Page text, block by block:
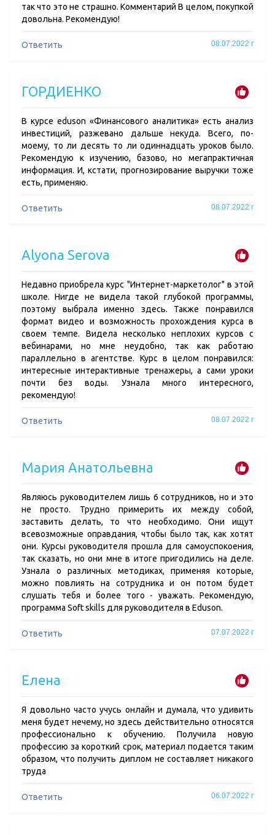
так что это не страшно. Комментарий В целом, покупкой
довольна. Рекомендую!
Ответить 08.07.2022 г
ГОРДИЕНКО
В курсе eduson «Финансового аналитика» есть анализ
инвестиций, разжевано дальше некуда. Всего, по-
моему, то ли десять то ли одиннадцать уроков было.
Рекомендую к изучению, базово, но мегапрактичная
информация. И, кстати, прогнозирование выручки тоже
есть, применяю.
Ответить 08.07.2022 г
Alyona Serova
Недавно приобрела курс "Интернет-маркетолог" в этой
школе. Нигде не видела такой глубокой программы,
поэтому выбрала именно здесь. Также понравился
формат видео и возможность прохождения курса в
своем темпе. Видела несколько неплохих курсов с
вебинарами, но мне неудобно, так как работаю
параллельно в агентстве. Курс в целом понравился:
интересные интерактивные тренажеры, а сами уроки
почти без воды. Узнала много интересного,
рекомендую!
Ответить 08.07.2022 г
Мария Анатольевна
Являюсь руководителем лишь 6 сотрудников, но и это
не просто. Трудно примерить их между собой,
заставить делать, то что необходимо. Они ищут
всевозможные оправдания, чтобы было так, как хотят
они. Курсы руководителя прошла для самоуспокоения,
так сказать, но они мне в итоге пригодились на деле.
Узнала о различных методиках, применяя которые,
можно повлиять на сотрудника и он потом будет
слушать тебя и более того - уважать. Рекомендую,
программа Soft skills для руководителя в Eduson.
Ответить 07.07.2022 г
Елена
Я довольно часто учусь онлайн и думала, что удивить
меня будет нечему, но здесь действительно относятся
профессионально к обучению. Получила новую
профессию за короткий срок, материал подается таким
образом, что получить диплом не составляет никакого
труда
Ответить 06.07.2022 г